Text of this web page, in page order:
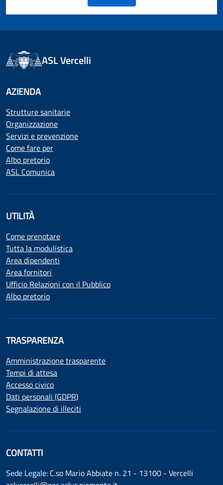
ASL Vercelli
AZIENDA
Strutture sanitarie
Organizzazione
Servizi e prevenzione
Come fare per
Albo pretorio
ASL Comunica
UTILITÀ
Come prenotare
Tutta la modulistica
Area dipendenti
Area fornitori
Ufficio Relazioni con il Pubblico
Albo pretorio
TRASPARENZA
Amministrazione trasparente
Tempi di attesa
Accesso civico
Dati personali (GDPR)
Segnalazione di illeciti
CONTATTI
Sede Legale: C.so Mario Abbiate n. 21 - 13100 - Vercelli